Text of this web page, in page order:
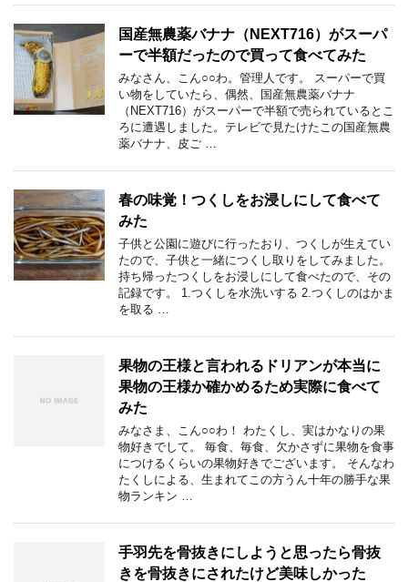
国産無農薬バナナ（NEXT716）がスーパ
ーで半額だったので買って食べてみた
みなさん、こん○○わ。管理人です。 スーパーで買
い物をしていたら、偶然、国産無農薬バナナ
（NEXT716）がスーパーで半額で売られているとこ
ろに遭遇しました。テレビで見たけたこの国産無農
薬バナナ、皮ご …
春の味覚！つくしをお浸しにして食べて
みた
子供と公園に遊びに行ったおり、つくしが生えてい
たので、子供と一緒につくし取りをしてみました。
持ち帰ったつくしをお浸しにして食べたので、その
記録です。 1.つくしを水洗いする 2.つくしのはかま
を取る …
果物の王様と言われるドリアンが本当に
果物の王様か確かめるため実際に食べて
みた
みなさま、こん○○わ！ わたくし、実はかなりの果
物好きでして。 毎食、毎食、欠かさずに果物を食事
につけるくらいの果物好きでございます。 そんなわ
たくしによる、生まれてこの方うん十年の勝手な果
物ランキン …
手羽先を骨抜きにしようと思ったら骨抜
きを骨抜きにされたけど美味しかった